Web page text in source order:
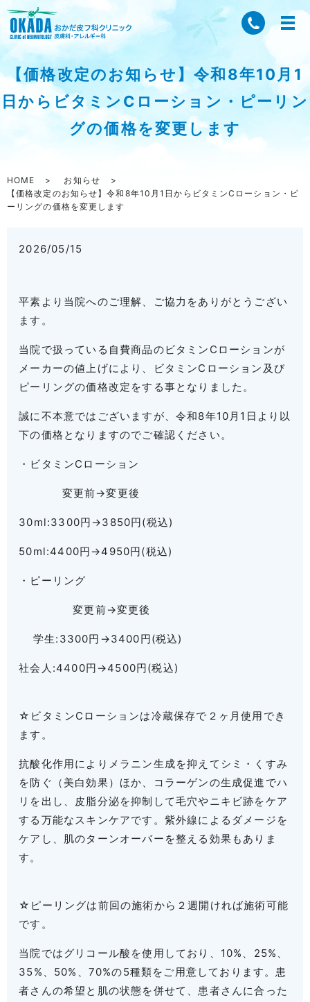
【価格改定のお知らせ】令和8年10月1
日からビタミンCローション・ピーリン
グの価格を変更します
HOME
お知らせ
【価格改定のお知らせ】令和8年10月1日からビタミンCローション・ピ
ーリングの価格を変更します
2026/05/15
平素より当院へのご理解、ご協力をありがとうござい
ます。
当院で扱っている自費商品のビタミンCローションが
メーカーの値上げにより、ビタミンCローション及び
ピーリングの価格改定をする事となりました。
誠に不本意ではございますが、令和8年10月1日より以
下の価格となりますのでご確認ください。
・ビタミンCローション
変更前→変更後
30ml:3300円→3850円(税込)
50ml:4400円→4950円(税込)
・ピーリング
変更前→変更後
学生:3300円→3400円(税込)
社会人:4400円→4500円(税込)
☆ビタミンCローションは冷蔵保存で２ヶ月使用でき
ます。
抗酸化作用によりメラニン生成を抑えてシミ・くすみ
を防ぐ（美白効果）ほか、コラーゲンの生成促進でハ
リを出し、皮脂分泌を抑制して毛穴やニキビ跡をケア
する万能なスキンケアです。紫外線によるダメージを
ケアし、肌のターンオーバーを整える効果もありま
す。
☆ピーリングは前回の施術から２週開ければ施術可能
です。
当院ではグリコール酸を使用しており、10%、25%、
35%、50%、70%の5種類をご用意しております。患
者さんの希望と肌の状態を併せて、患者さんに合った